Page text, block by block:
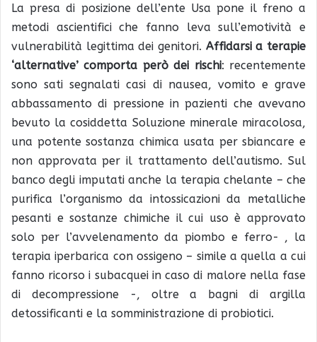
La presa di posizione dell’ente Usa pone il freno a
metodi ascientifici che fanno leva sull’emotività e
vulnerabilità legittima dei genitori. Affidarsi a terapie
‘alternative’ comporta però dei rischi: recentemente
sono sati segnalati casi di nausea, vomito e grave
abbassamento di pressione in pazienti che avevano
bevuto la cosiddetta Soluzione minerale miracolosa,
una potente sostanza chimica usata per sbiancare e
non approvata per il trattamento dell’autismo. Sul
banco degli imputati anche la terapia chelante – che
purifica l’organismo da intossicazioni da metalliche
pesanti e sostanze chimiche il cui uso è approvato
solo per l’avvelenamento da piombo e ferro- , la
terapia iperbarica con ossigeno – simile a quella a cui
fanno ricorso i subacquei in caso di malore nella fase
di decompressione -, oltre a bagni di argilla
detossificanti e la somministrazione di probiotici.